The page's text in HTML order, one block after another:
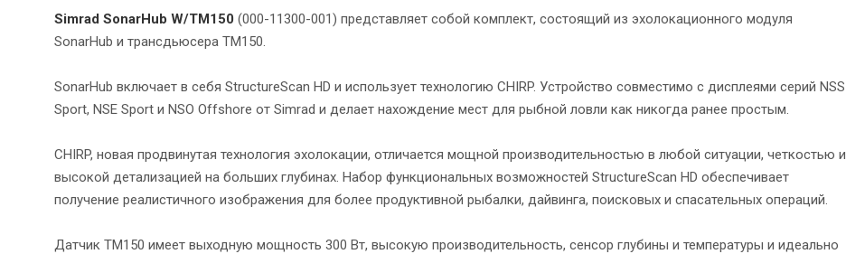
Simrad SonarHub W/TM150 (000-11300-001) представляет собой комплект, состоящий из эхолокационного модуля
SonarHub и трансдьюсера TM150.
SonarHub включает в себя StructureScan HD и использует технологию CHIRP. Устройство совместимо с дисплеями серий NSS
Sport, NSE Sport и NSO Offshore от Simrad и делает нахождение мест для рыбной ловли как никогда ранее простым.
CHIRP, новая продвинутая технология эхолокации, отличается мощной производительностью в любой ситуации, четкостью и
высокой детализацией на больших глубинах. Набор функциональных возможностей StructureScan HD обеспечивает
получение реалистичного изображения для более продуктивной рыбалки, дайвинга, поисковых и спасательных операций.
Датчик TM150 имеет выходную мощность 300 Вт, высокую производительность, сенсор глубины и температуры и идеально